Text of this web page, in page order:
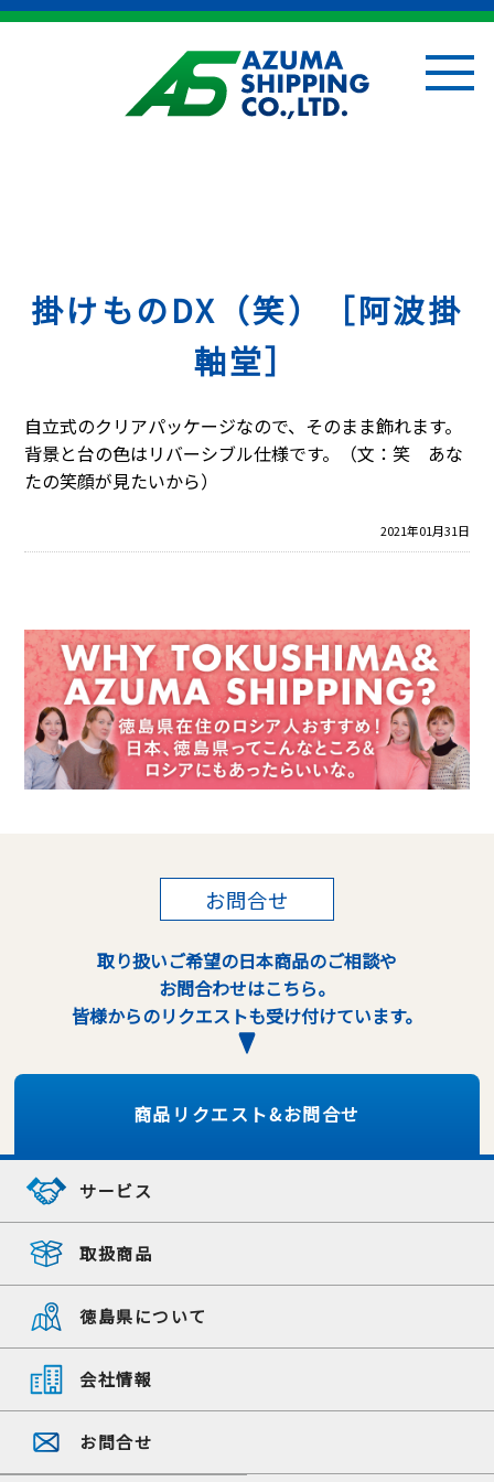
掛けものDX（笑）［阿波掛
軸堂］
自立式のクリアパッケージなので、そのまま飾れます。
背景と台の色はリバーシブル仕様です。（文：笑 あな
たの笑顔が見たいから）
2021年01月31日
お問合せ
取り扱いご希望の日本商品のご相談や
お問合わせはこちら。
皆様からのリクエストも受け付けています。
商品リクエスト&お問合せ
サービス
取扱商品
徳島県について
会社情報
お問合せ